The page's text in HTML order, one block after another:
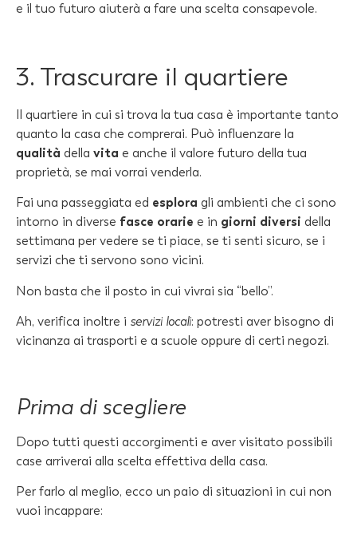
e il tuo futuro aiuterà a fare una scelta consapevole.
3. Trascurare il quartiere
Il quartiere in cui si trova la tua casa è importante tanto
quanto la casa che comprerai. Può influenzare la
qualità della vita e anche il valore futuro della tua
proprietà, se mai vorrai venderla.
Fai una passeggiata ed esplora gli ambienti che ci sono
intorno in diverse fasce orarie e in giorni diversi della
settimana per vedere se ti piace, se ti senti sicuro, se i
servizi che ti servono sono vicini.
Non basta che il posto in cui vivrai sia “bello”.
Ah, verifica inoltre i servizi locali: potresti aver bisogno di
vicinanza ai trasporti e a scuole oppure di certi negozi.
Prima di scegliere
Dopo tutti questi accorgimenti e aver visitato possibili
case arriverai alla scelta effettiva della casa.
Per farlo al meglio, ecco un paio di situazioni in cui non
vuoi incappare: